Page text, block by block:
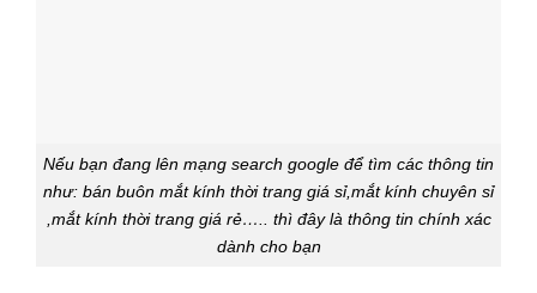
Nếu bạn đang lên mạng search google để tìm các thông tin
như: bán buôn mắt kính thời trang giá sỉ,mắt kính chuyên sỉ
,mắt kính thời trang giá rẻ….. thì đây là thông tin chính xác
dành cho bạn